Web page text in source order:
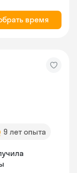
время
9 лет опыта